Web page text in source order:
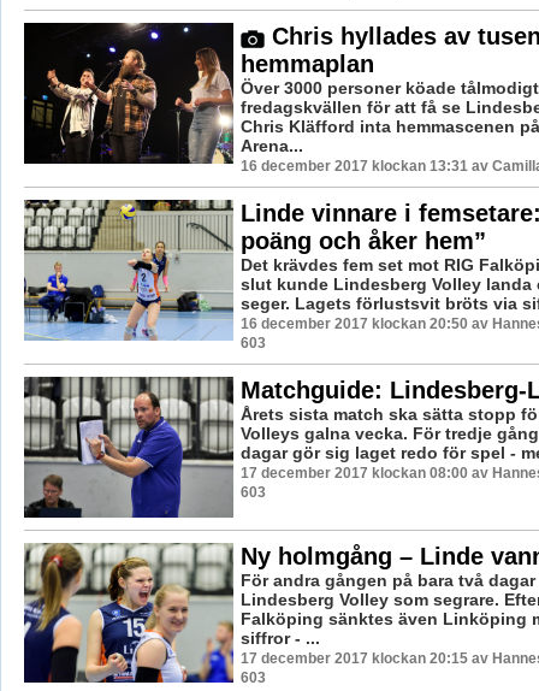
Chris hyllades av
hemmaplan
Över 3000 personer köade
fredagskvällen för att få se
Chris Kläfford inta hemmascenen
Arena...
16 december 2017 klockan 13:31 av
Linde vinnare i
poäng och åker hem”
Det krävdes fem set mot RIG
slut kunde Lindesberg Volley landa
seger. Lagets förlustsvit bröts via
16 december 2017 klockan 20:50 av
603
Matchguide: Lindesberg-
Årets sista match ska sätta stopp
Volleys galna vecka. För tredje
dagar gör sig laget redo för spel -
17 december 2017 klockan 08:00 av
603
Ny holmgång – Linde
För andra gången på bara två
Lindesberg Volley som segrare.
Falköping sänktes även Linköping
siffror - ...
17 december 2017 klockan 20:15 av
603